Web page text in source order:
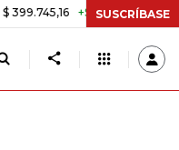
+$ 2.295,71 +0,58%
SUSCRÍBASE